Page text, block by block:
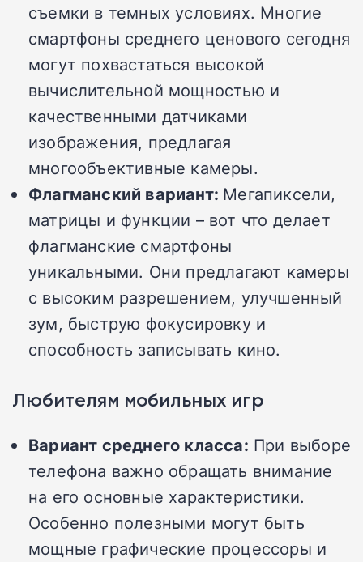
съемки в темных условиях. Многие
смартфоны среднего ценового сегодня
могут похвастаться высокой
вычислительной мощностью и
качественными датчиками
изображения, предлагая
многообъективные камеры.
Флагманский вариант: Мегапиксели,
матрицы и функции – вот что делает
флагманские смартфоны
уникальными. Они предлагают камеры
с высоким разрешением, улучшенный
зум, быструю фокусировку и
способность записывать кино.
Любителям мобильных игр
Вариант среднего класса: При выборе
телефона важно обращать внимание
на его основные характеристики.
Особенно полезными могут быть
мощные графические процессоры и